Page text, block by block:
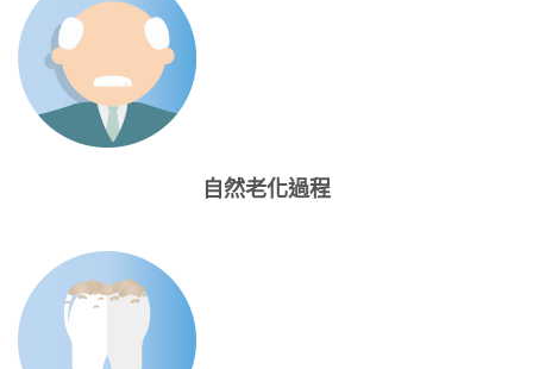
自然老化過程